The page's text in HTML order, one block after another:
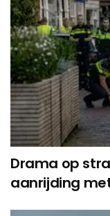
Drama op
aanrijding